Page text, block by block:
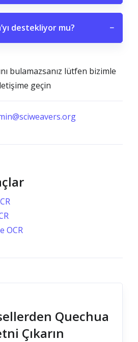
destekliyor mu? −
bulamazsanız lütfen bizimle
geçin
OCR
Quechua
Çıkarın